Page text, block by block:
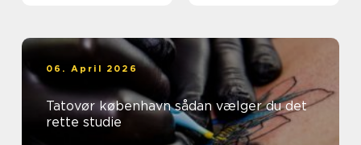
06. April 2026
Tatovør københavn sådan vælger du det
rette studie